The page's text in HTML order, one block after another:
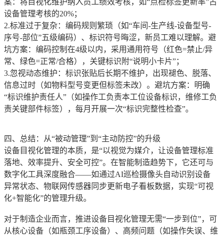
案：将目视化维护纳入员工绩效考核，如“点检标签更新率”占
设备管理考核的20%；
2.标准过于复杂：编码规则繁琐（如“车间-生产线-设备型号-
序号-部位”五级编码）、标识符号晦涩，新员工难以理解。避
坑方案：编码控制在4级以内，采用通用符号（红色=禁止/异
常、绿色=正常/合格），关键标识附“说明小卡片”；
3.忽视动态维护：标识张贴后长期不维护，出现褪色、脱落、
信息过时（如物料型号变更但标签未改）。避坑方案：明确
“标识维护责任人”（如操作工负责本工位设备标识，维修工负
责关键部件标签），每月开展一次“标识完整性检查”。
四、总结：从“被动管理”到“主动防控”的升级
设备目视化管理的本质，是“以视觉为媒介，让设备管理标准
落地、效率提升、安全可控”。在智能制造趋势下，它还可与
数字化工具深度融合——如通过AI巡检摄像头自动识别设备
异常状态、物联网传感器同步更新电子看板数据，实现“可视
化+智能化”的管理升级。
对于制造企业而言，推进设备目视化管理无需“一步到位”，可
从核心设备（如瓶颈工序设备）、高频问题（如操作失误、维